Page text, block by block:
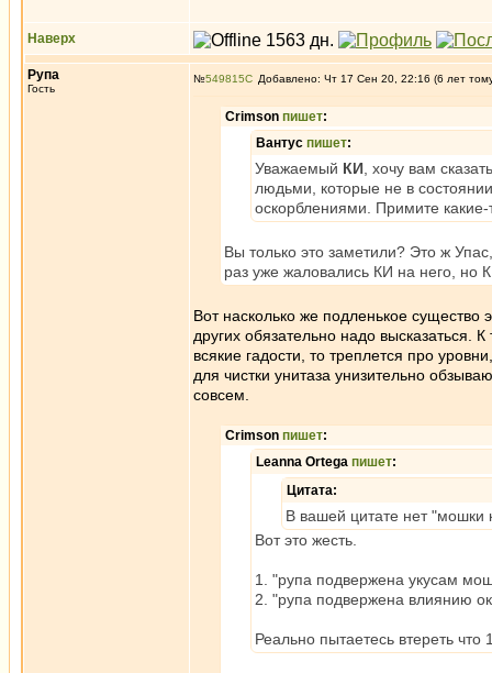
Наверх
Рупа
Гость
№549815 Добавлено: Чт 17 Сен 20, 22:16 (6 лет
Crimson пишет:
Вантус пишет:
Уважаемый КИ , хочу вам
людьми, которые не в
оскорблениями. Примите
Вы только это заметили? Это ж
раз уже жаловались КИ на него, но
Вот насколько же подленькое существо
других обязательно надо
всякие гадости, то треплется про
для чистки унитаза унизительно
совсем.
Crimson пишет:
Leanna Ortega пишет:
Цитата:
В вашей цитате нет "мошки
Вот это жесть.
1. "рупа подвержена укусам
2. "рупа подвержена влиянию
Реально пытаетесь втереть